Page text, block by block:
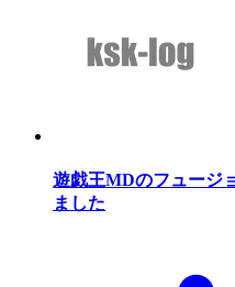
遊戯王MDのフュージ
ました